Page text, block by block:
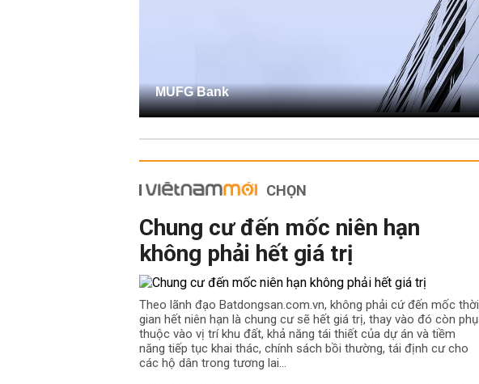
MUFG Bank
CHỌN
Chung cư đến mốc niên hạn
không phải hết giá trị
Theo lãnh đạo Batdongsan.com.vn, không phải cứ đến mốc thời
gian hết niên hạn là chung cư sẽ hết giá trị, thay vào đó còn phụ
thuộc vào vị trí khu đất, khả năng tái thiết của dự án và tiềm
năng tiếp tục khai thác, chính sách bồi thường, tái định cư cho
các hộ dân trong tương lai…